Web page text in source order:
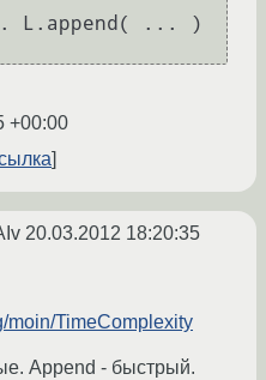
... )
+00:00
20.03.2012 18:20:35
moin/TimeComplexity
Append - быстрый.